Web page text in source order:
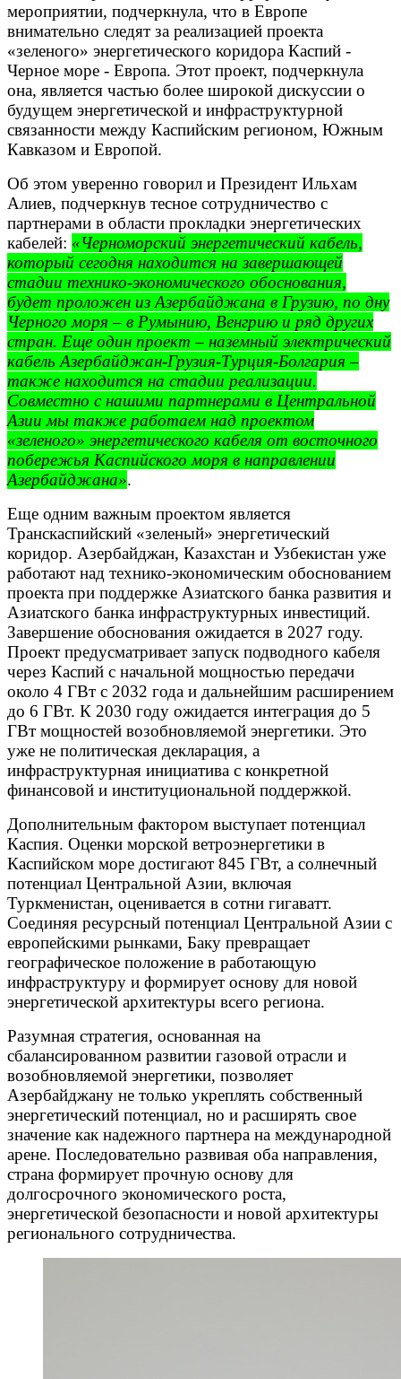
мероприятии, подчеркнула, что в Европе
внимательно следят за реализацией проекта
«зеленого» энергетического коридора Каспий -
Черное море - Европа. Этот проект, подчеркнула
она, является частью более широкой дискуссии о
будущем энергетической и инфраструктурной
связанности между Каспийским регионом, Южным
Кавказом и Европой.
Об этом уверенно говорил и Президент Ильхам
Алиев, подчеркнув тесное сотрудничество с
партнерами в области прокладки энергетических
кабелей: «Черноморский энергетический кабель,
который сегодня находится на завершающей
стадии технико-экономического обоснования,
будет проложен из Азербайджана в Грузию, по дну
Черного моря – в Румынию, Венгрию и ряд других
стран. Еще один проект – наземный электрический
кабель Азербайджан-Грузия-Турция-Болгария –
также находится на стадии реализации.
Совместно с нашими партнерами в Центральной
Азии мы также работаем над проектом
«зеленого» энергетического кабеля от восточного
побережья Каспийского моря в направлении
Азербайджана».
Еще одним важным проектом является
Транскаспийский «зеленый» энергетический
коридор. Азербайджан, Казахстан и Узбекистан уже
работают над технико-экономическим обоснованием
проекта при поддержке Азиатского банка развития и
Азиатского банка инфраструктурных инвестиций.
Завершение обоснования ожидается в 2027 году.
Проект предусматривает запуск подводного кабеля
через Каспий с начальной мощностью передачи
около 4 ГВт с 2032 года и дальнейшим расширением
до 6 ГВт. К 2030 году ожидается интеграция до 5
ГВт мощностей возобновляемой энергетики. Это
уже не политическая декларация, а
инфраструктурная инициатива с конкретной
финансовой и институциональной поддержкой.
Дополнительным фактором выступает потенциал
Каспия. Оценки морской ветроэнергетики в
Каспийском море достигают 845 ГВт, а солнечный
потенциал Центральной Азии, включая
Туркменистан, оценивается в сотни гигаватт.
Соединяя ресурсный потенциал Центральной Азии с
европейскими рынками, Баку превращает
географическое положение в работающую
инфраструктуру и формирует основу для новой
энергетической архитектуры всего региона.
Разумная стратегия, основанная на
сбалансированном развитии газовой отрасли и
возобновляемой энергетики, позволяет
Азербайджану не только укреплять собственный
энергетический потенциал, но и расширять свое
значение как надежного партнера на международной
арене. Последовательно развивая оба направления,
страна формирует прочную основу для
долгосрочного экономического роста,
энергетической безопасности и новой архитектуры
регионального сотрудничества.